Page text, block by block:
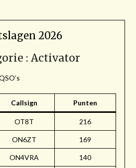
2026
: Activator
Callsign Punten
OT8T 216
ON6ZT 169
ON4VRA 140